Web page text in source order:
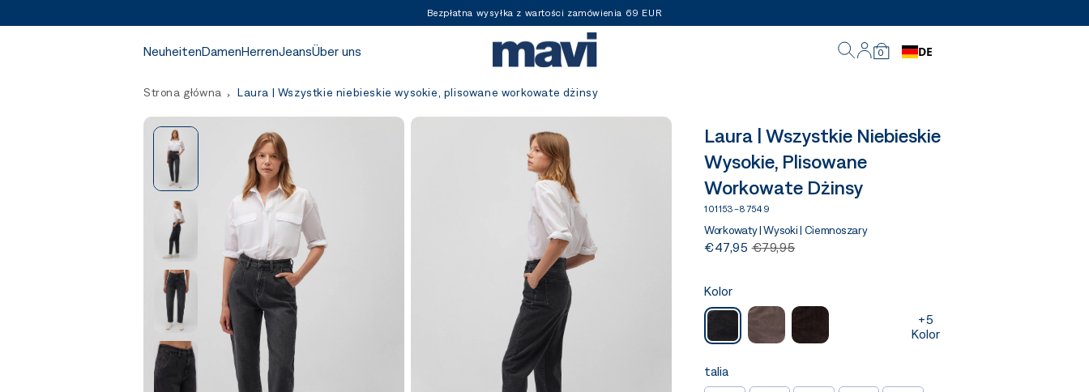
Bezpłatna wysyłka z wartości zamówienia 69 EUR
NeuheitenDamenHerrenJeansÜber uns 0 DE
Strona główna Laura | Wszystkie niebieskie wysokie, plisowane workowate dżinsy
Laura | Wszystkie Niebieskie
Wysokie, Plisowane
Workowate Dżinsy
101153-87549
Workowaty | Wysoki | Ciemnoszary
€47,95 €79,95
Kolor
+5
Kolor
talia